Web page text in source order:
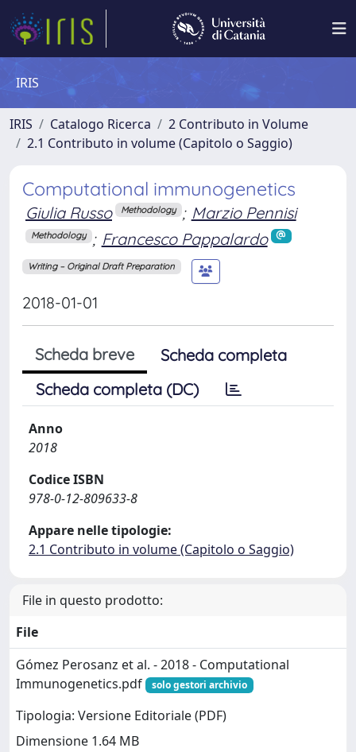
IRIS
IRIS Catalogo Ricerca
2 Contributo in Volume
2.1 Contributo in volume (Capitolo o Saggio)
Computational immunogenetics
Giulia Russo Methodology ; Marzio Pennisi
Methodology ; Francesco Pappalardo
Writing – Original Draft Preparation
2018-01-01
Scheda breve
Scheda completa
Scheda completa (DC)
Anno
2018
Codice ISBN
978-0-12-809633-8
Appare nelle tipologie:
2.1 Contributo in volume (Capitolo o Saggio)
File in questo prodotto:
File
Gómez Perosanz et al. - 2018 - Computational
Immunogenetics.pdf
solo gestori archivio
Tipologia: Versione Editoriale (PDF)
Dimensione 1.64 MB